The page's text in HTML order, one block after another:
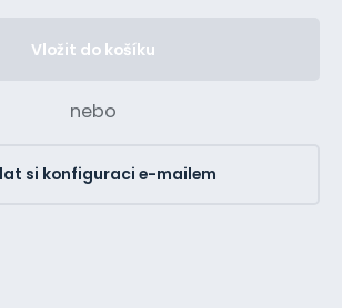
Vložit do košíku
nebo
si konfiguraci e-mailem